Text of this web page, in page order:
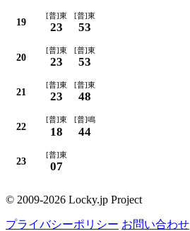
19
[普]東
23
[普]東
53
20
[普]東
23
[普]東
53
21
[普]東
23
[普]東
48
22
[普]東
18
[普]鳴
44
23
[普]東
07
© 2009-2026 Locky.jp Project
プライバシーポリシー お問い合わせ